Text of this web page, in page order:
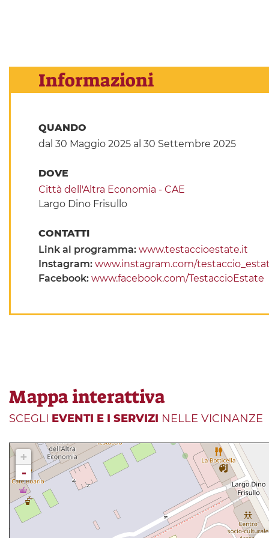
Informazioni
QUANDO
dal 30 Maggio 2025al 30 Settembre 2025
DOVE
Città dell'Altra Economia - CAE
Largo Dino Frisullo
CONTATTI
Link al programma: www.testaccioestate.it
Instagram: www.instagram.com/
Facebook: www.facebook.com/TestaccioEstate
Mappa interattiva
SCEGLI EVENTI E I SERVIZI NELLE VICINANZE
+
-